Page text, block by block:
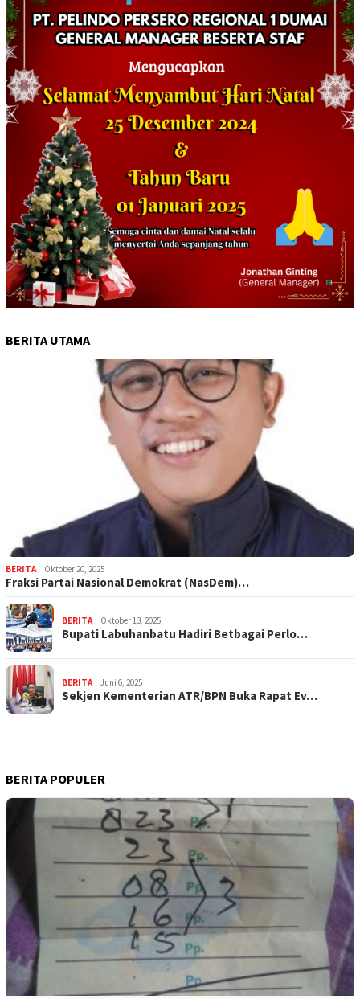
BERITA UTAMA
BERITA Oktober 20, 2025
Fraksi Partai Nasional Demokrat (NasDem)…
BERITA Oktober 13, 2025
Bupati Labuhanbatu Hadiri Betbagai Perlo…
BERITA Juni 6, 2025
Sekjen Kementerian ATR/BPN Buka Rapat Ev…
BERITA POPULER